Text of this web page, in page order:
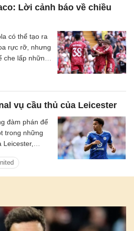
Lời cảnh báo về chiều
có thể tạo ra
rực rỡ, nhưng
lấp những
mắt xích vận
chao đảo khi
kết nối bắt đầu
vụ cầu thủ của Leicester
đàm phán để
trong những
Leicester,